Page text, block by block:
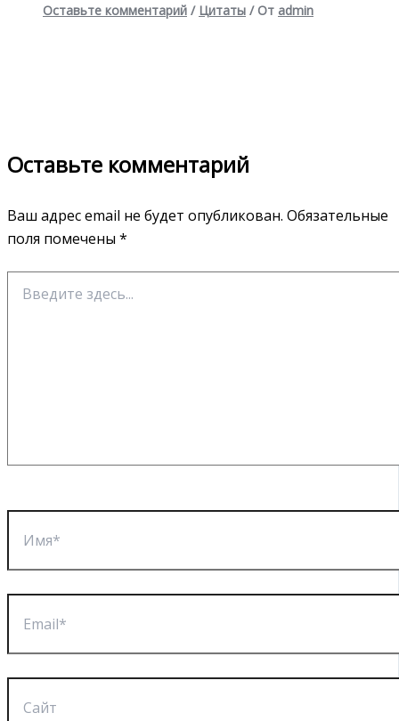
Оставьте комментарий / Цитаты / От admin
Оставьте комментарий
Ваш адрес email не будет опубликован. Обязательные
поля помечены *
здесь...